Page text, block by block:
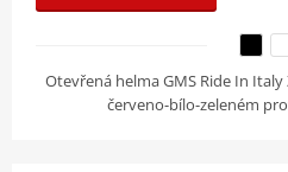
Otevřená helma GMS Ride In
červeno-bílo-zeleném